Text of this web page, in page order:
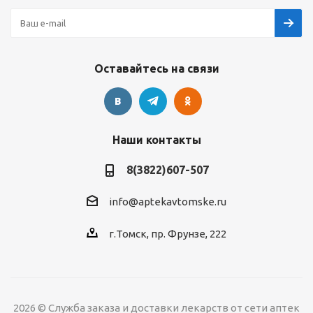
Оставайтесь на связи
Наши контакты
8(3822)607-507
info@aptekavtomske.ru
г.Томск, пр. Фрунзе, 222
2026 © Служба заказа и доставки лекарств от сети аптек